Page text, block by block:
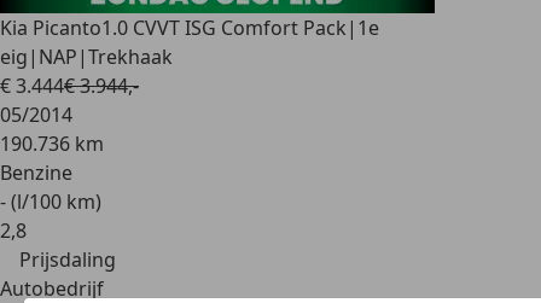
Kia Picanto1.0 CVVT ISG Comfort Pack|1e
eig|NAP|Trekhaak
€ 3.444€ 3.944,-
05/2014
190.736 km
Benzine
- (l/100 km)
2,8
Prijsdaling
Autobedrijf